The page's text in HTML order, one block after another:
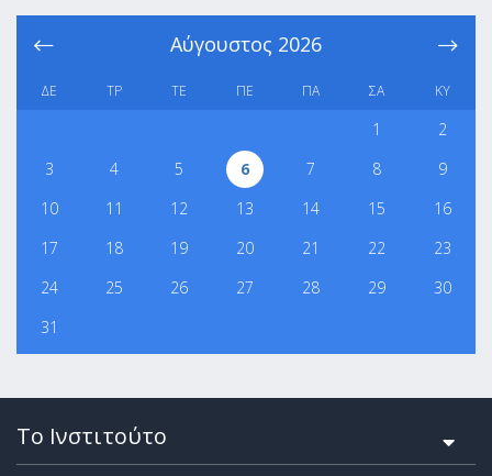
Αύγουστος 2026
ΔΕ ΤΡ ΤΕ ΠΕ ΠΑ ΣΑ ΚΥ
1
2
3
4 5 6 7 8
9
10
11 12 13 14 15
16
17
18 19 20 21 22
23
24
25 26 27 28 29
30
31
Το Ινστιτούτο